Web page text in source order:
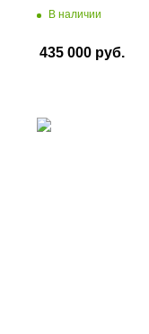
В наличии
435 000 руб.